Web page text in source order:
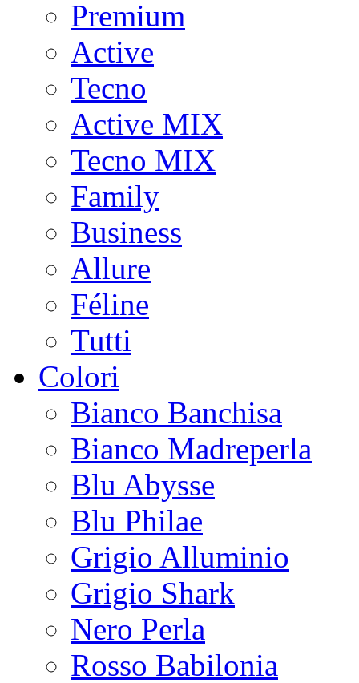
Premium
Active
Tecno
Active MIX
Tecno MIX
Family
Business
Allure
Féline
Tutti
Colori
Bianco Banchisa
Bianco Madreperla
Blu Abysse
Blu Philae
Grigio Alluminio
Grigio Shark
Nero Perla
Rosso Babilonia